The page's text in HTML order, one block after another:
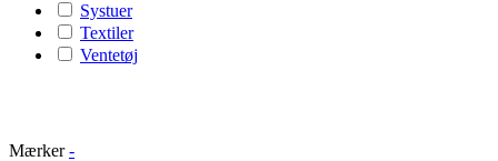
Systuer
Textiler
Ventetøj
Mærker -